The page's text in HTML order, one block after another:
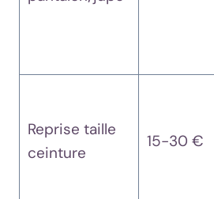
Reprise taille
ceinture
15-30 €